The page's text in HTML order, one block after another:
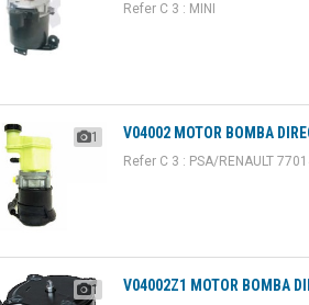
Refer C 3 : MINI
1 V04002 MOTOR BOMBA
Refer C 3 : PSA/RENAULT
1 V04002Z1 MOTOR BOMBA